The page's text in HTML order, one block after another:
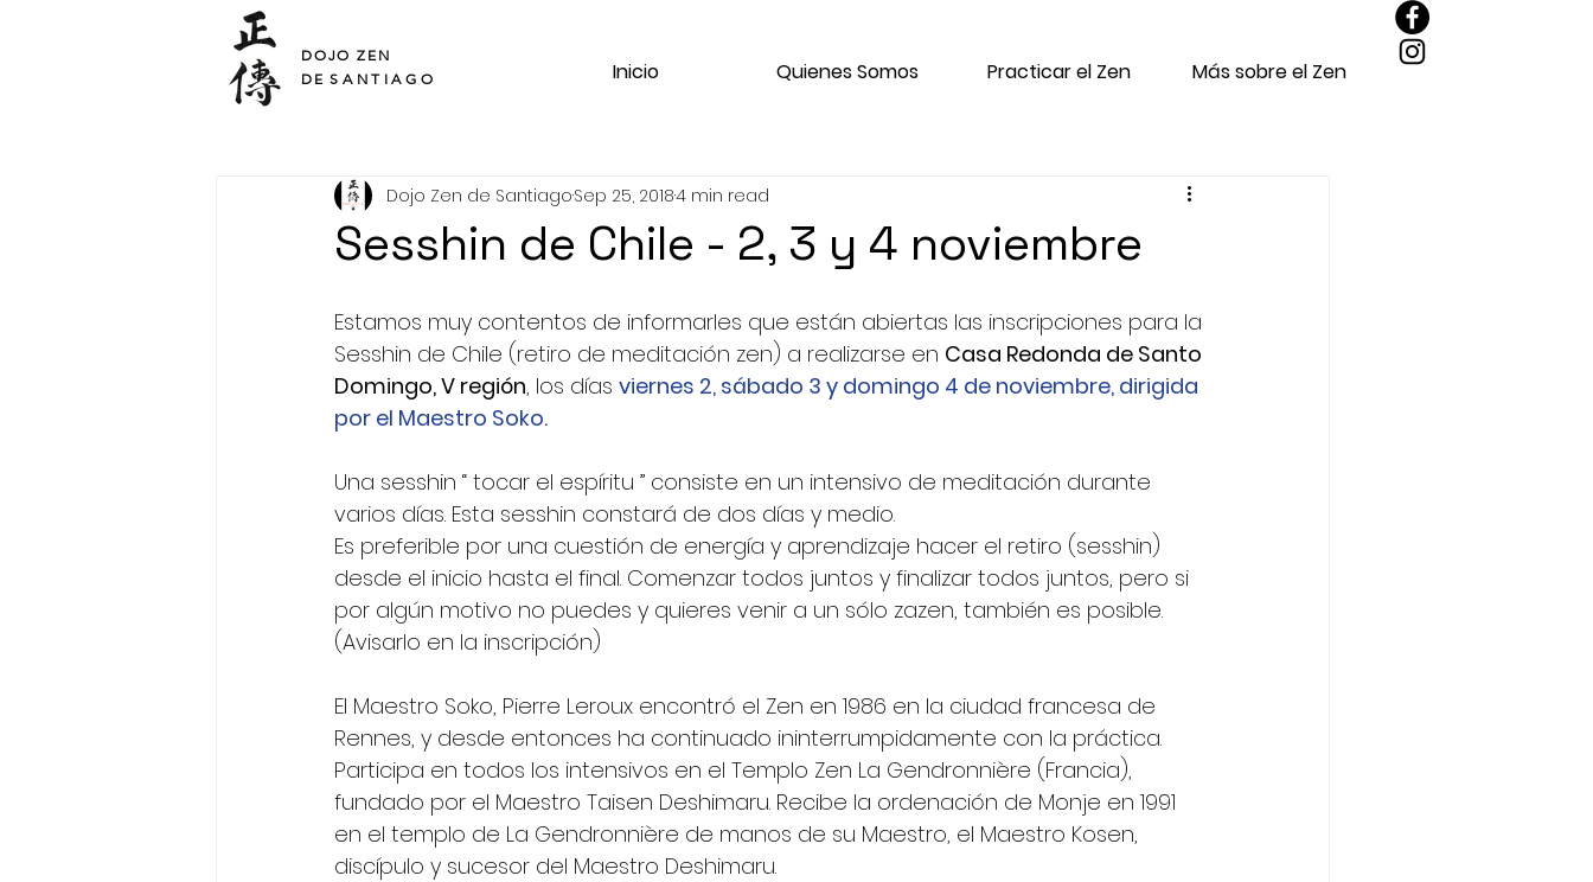
DOJO ZEN
DESANTIAGO Inicio Quienes Somos Practicar el Zen Más sobre el Zen
Sesshin de Chile - 2, 3 y 4 noviembre
Dojo Zen de SantiagoSep 25, 20184 min read
Estamos muy contentos de informarles que están abiertas las inscripciones para la
Sesshin de Chile (retiro de meditación zen) a realizarse en Casa Redonda de Santo
Domingo, V región, los días viernes 2, sábado 3 y domingo 4 de noviembre, dirigida
por el Maestro Soko.
Una sesshin “ tocar el espíritu ” consiste en un intensivo de meditación durante
varios días. Esta sesshin constará de dos días y medio.
Es preferible por una cuestión de energía y aprendizaje hacer el retiro (sesshin)
desde el inicio hasta el final. Comenzar todos juntos y finalizar todos juntos, pero si
por algún motivo no puedes y quieres venir a un sólo zazen, también es posible.
(Avisarlo en la inscripción)
El Maestro Soko, Pierre Leroux encontró el Zen en 1986 en la ciudad francesa de
Rennes, y desde entonces ha continuado ininterrumpidamente con la práctica.
Participa en todos los intensivos en el Templo Zen La Gendronnière (Francia),
fundado por el Maestro Taisen Deshimaru. Recibe la ordenación de Monje en 1991
en el templo de La Gendronnière de manos de su Maestro, el Maestro Kosen,
discípulo y sucesor del Maestro Deshimaru.